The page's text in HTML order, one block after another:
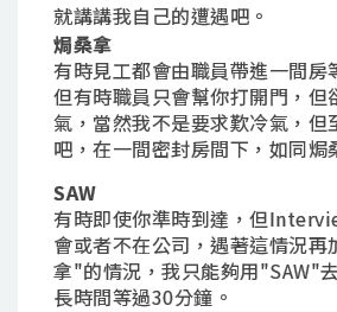
就講講我自己的遭遇吧。
焗桑拿
有時見工都會由職員帶進一間
但有時職員只會幫你打開門，但
氣，當然我不是要求歎冷氣，但
吧，在一間密封房間下，如同焗
SAW
有時即使你準時到達，但
會或者不在公司，遇著這情況
拿"的情況，我只能夠用"SAW"
長時間等過30分鐘。